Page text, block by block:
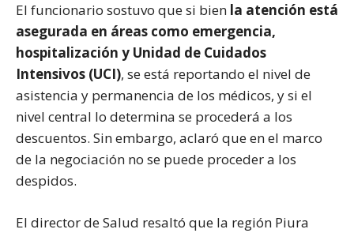
El funcionario sostuvo que si bien la atención está
asegurada en áreas como emergencia,
hospitalización y Unidad de Cuidados
Intensivos (UCI), se está reportando el nivel de
asistencia y permanencia de los médicos, y si el
nivel central lo determina se procederá a los
descuentos. Sin embargo, aclaró que en el marco
de la negociación no se puede proceder a los
despidos.
El director de Salud resaltó que la región Piura